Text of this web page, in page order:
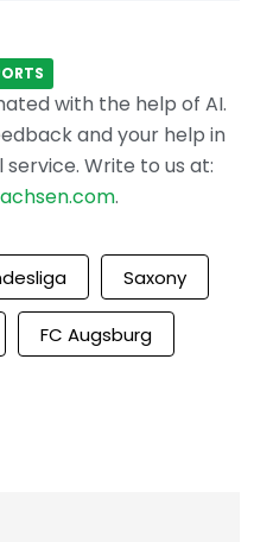
with the help of AI.
and your help in
Write to us at:
.
Saxony
FC Augsburg